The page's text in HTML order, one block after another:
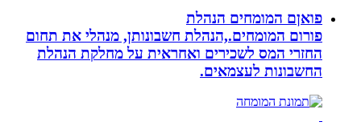
פואןם המומחים הנהלת
פורום המומחים.,הנהלת חשבונותן, מנהלי את תחום
החזרי המס לשכירים ואחראית על מחלקת הנהלת
החשבונות לעצמאים.